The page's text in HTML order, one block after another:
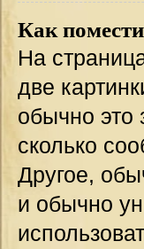
Как
На
две
обычно это
сколько
Другое,
и обычно